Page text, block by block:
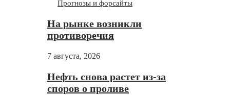
Прогнозы и форсайты
На рынке возникли
противоречия
7 августа, 2026
Нефть снова растет из-за
споров о проливе